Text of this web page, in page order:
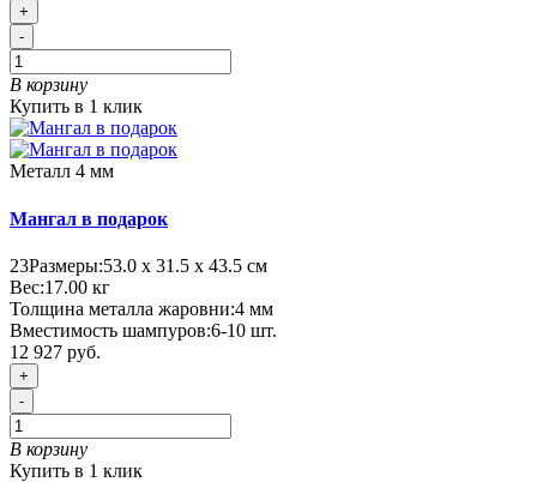
+
-
В корзину
Купить в 1 клик
Металл 4 мм
Мангал в подарок
23Размеры:53.0 х 31.5 х 43.5 см
Вес:17.00 кг
Толщина металла жаровни:4 мм
Вместимость шампуров:6-10 шт.
12 927 руб.
+
-
В корзину
Купить в 1 клик